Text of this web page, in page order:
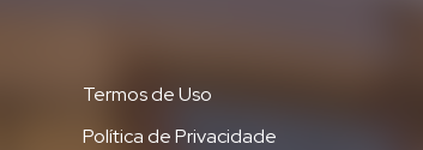
Termos de Uso
Política de Privacidade